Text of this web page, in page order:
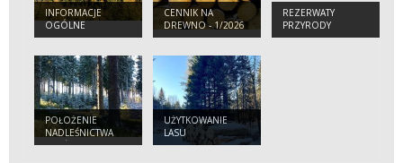
INFORMACJE
OGÓLNE
CENNIK NA
DREWNO - 1/2026
R.
REZERWATY
PRZYRODY
POŁOŻENIE
NADLEŚNICTWA
JELEŚNIA
UŻYTKOWANIE
LASU